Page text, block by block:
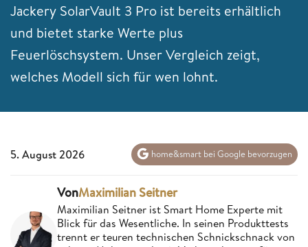
Jackery SolarVault 3 Pro ist bereits erhältlich
und bietet starke Werte plus
Feuerlöschsystem. Unser Vergleich zeigt,
welches Modell sich für wen lohnt.
5. August 2026 home&smart bei Google bevorzugen
VonMaximilian Seitner
Maximilian Seitner ist Smart Home Experte mit
Blick für das Wesentliche. In seinen Produkttests
trennt er teuren technischen Schnickschnack von